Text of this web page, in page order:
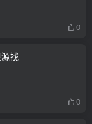
0
找
0